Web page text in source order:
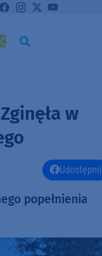
w
Udostępnij
popełnienia